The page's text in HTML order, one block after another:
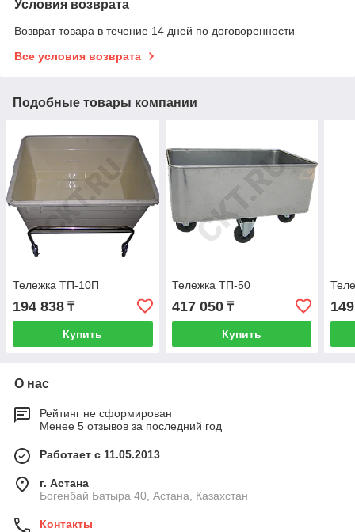
Условия возврата
Возврат товара в течение 14 дней по договоренности
Все условия возврата
Подобные товары компании
Тележка ТП-10П
194 838 ₸
Купить
Тележка ТП-50
417 050₸
Купить
О нас
Рейтинг не сформирован
Менее 5 отзывов за последний год
Работает с 11.05.2013
г. Астана
Богенбай Батыра 40, Астана, Казахстан
Контакты